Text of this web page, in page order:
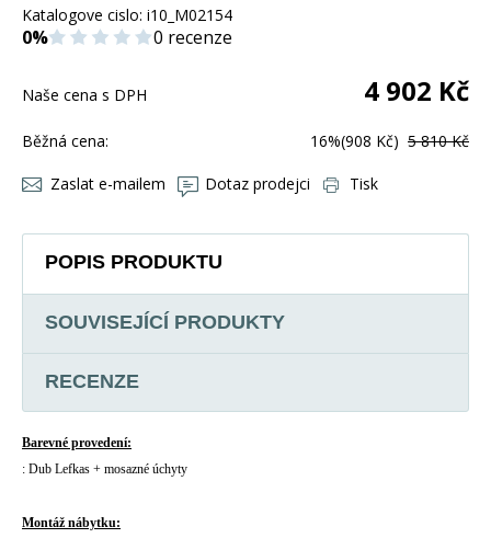
Katalogove cislo: i10_M02154
0% 0 recenze
Naše cena s DPH 4 902 Kč
Běžná cena: 16%(908 Kč) 5 810 Kč
Zaslat e-mailem Dotaz prodejci Tisk
POPIS PRODUKTU
SOUVISEJÍCÍ PRODUKTY
RECENZE
Barevné provedení:
: Dub Lefkas + mosazné úchyty
Montáž nábytku: